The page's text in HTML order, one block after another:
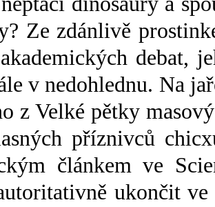
Ze zdánlivě
debat,
v nedohlednu. Na
z Velké pětky
příznivců
článkem ve
ukončit ve